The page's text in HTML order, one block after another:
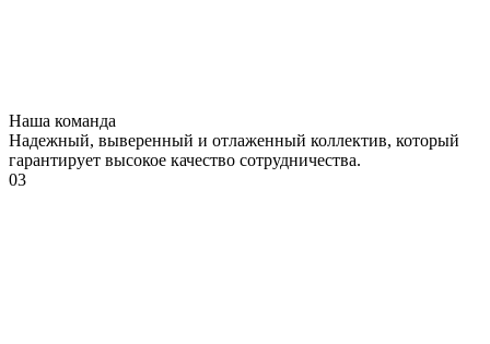
Наша команда
Надежный, выверенный и отлаженный коллектив, который
гарантирует высокое качество сотрудничества.
03